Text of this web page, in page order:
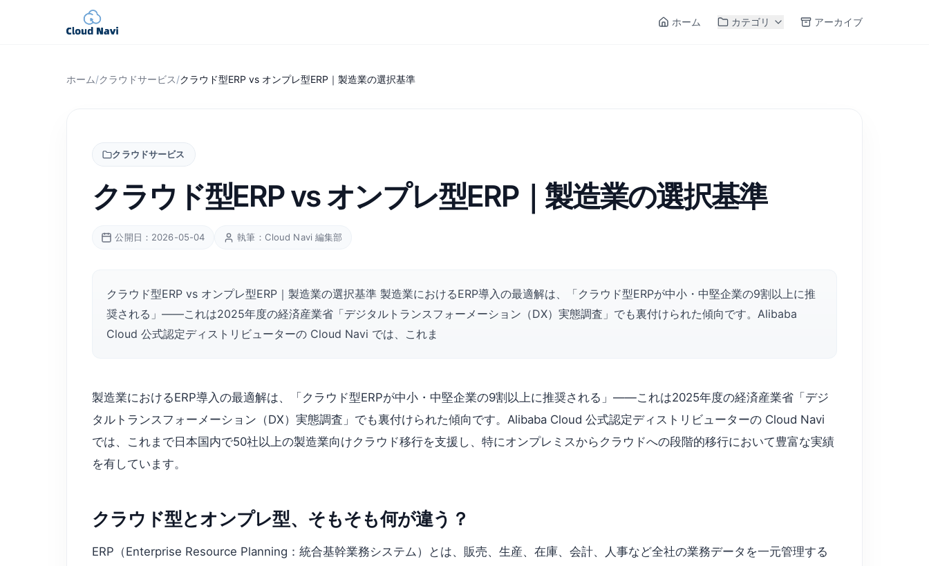
ホーム カテゴリ アーカイブ
ホーム/クラウドサービス/クラウド型ERP vs オンプレ型ERP｜製造業の選択基準
クラウドサービス
クラウド型ERP vs オンプレ型ERP｜製造業の選択基準
公開日：2026-05-04 執筆：Cloud Navi 編集部
クラウド型ERP vs オンプレ型ERP｜製造業の選択基準 製造業におけるERP導入の最適解は、「クラウド型ERPが中小・中堅企業の9割以上に推
奨される」——これは2025年度の経済産業省「デジタルトランスフォーメーション（DX）実態調査」でも裏付けられた傾向です。Alibaba
Cloud 公式認定ディストリビューターの Cloud Navi では、これま
製造業におけるERP導入の最適解は、「クラウド型ERPが中小・中堅企業の9割以上に推奨される」——これは2025年度の経済産業省「デジ
タルトランスフォーメーション（DX）実態調査」でも裏付けられた傾向です。Alibaba Cloud 公式認定ディストリビューターの Cloud Navi
では、これまで日本国内で50社以上の製造業向けクラウド移行を支援し、特にオンプレミスからクラウドへの段階的移行において豊富な実績
を有しています。
クラウド型とオンプレ型、そもそも何が違う？
ERP（Enterprise Resource Planning：統合基幹業務システム）とは、販売、生産、在庫、会計、人事など全社の業務データを一元管理する